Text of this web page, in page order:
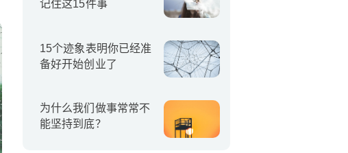
记住这15件事
15个迹象表明你已经准
备好开始创业了
为什么我们做事常常不
能坚持到底？